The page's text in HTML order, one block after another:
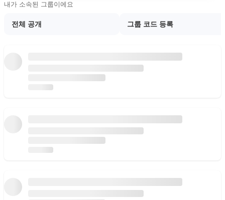
내가 소속된 그룹이에요
전체 공개 그룹 코드 등록